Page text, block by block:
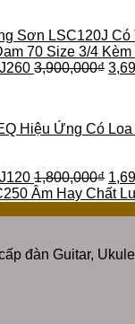
Sơn LSC120J
70 Size 3/4 Kèm
3,900,000₫
Hiệu Ứng Có
1,800,000₫
Âm Hay Chất
đàn Guitar,